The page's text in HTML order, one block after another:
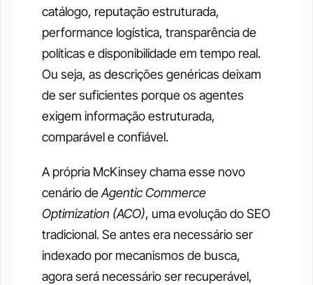
catálogo, reputação estruturada,
performance logística, transparência de
políticas e disponibilidade em tempo real.
Ou seja, as descrições genéricas deixam
de ser suficientes porque os agentes
exigem informação estruturada,
comparável e confiável.
A própria McKinsey chama esse novo
cenário de Agentic Commerce
Optimization (ACO), uma evolução do SEO
tradicional. Se antes era necessário ser
indexado por mecanismos de busca,
agora será necessário ser recuperável,